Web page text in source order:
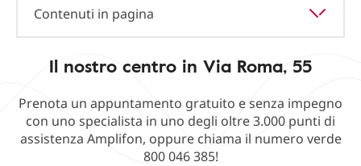
Contenuti in pagina
Il nostro centro in Via Roma, 55
Prenota un appuntamento gratuito e senza impegno
con uno specialista in uno degli oltre 3.000 punti di
assistenza Amplifon, oppure chiama il numero verde
800 046 385!